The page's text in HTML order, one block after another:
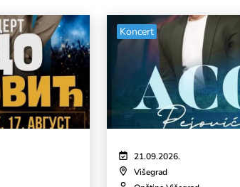
Koncert
21.09.2026.
Višegrad